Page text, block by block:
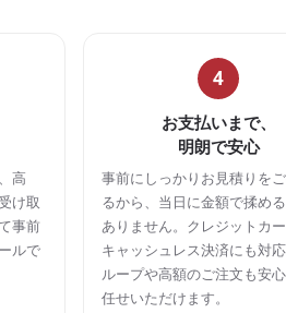
高
け取
事前
ルで
4
お支払いまで、
明朗で安心
事前にしっかりお見積りを
るから、当日に金額で揉め
ありません。クレジットカ
キャッシュレス決済にも対
ループや高額のご注文も安
任せいただけます。